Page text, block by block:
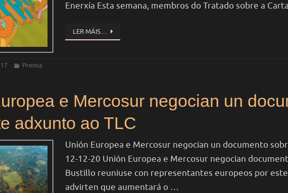
Enerxía Esta semana, membros do Tratado sobre a
LER MÁIS…
Prensa
e Mercosur negocian un
adxunto ao TLC
Unión Europea e Mercosur negocian un documento
12-12-20 Unión Europea e Mercosur negocian
Bustillo reuniuse con representantes europeos por
advirten que aumentará o …